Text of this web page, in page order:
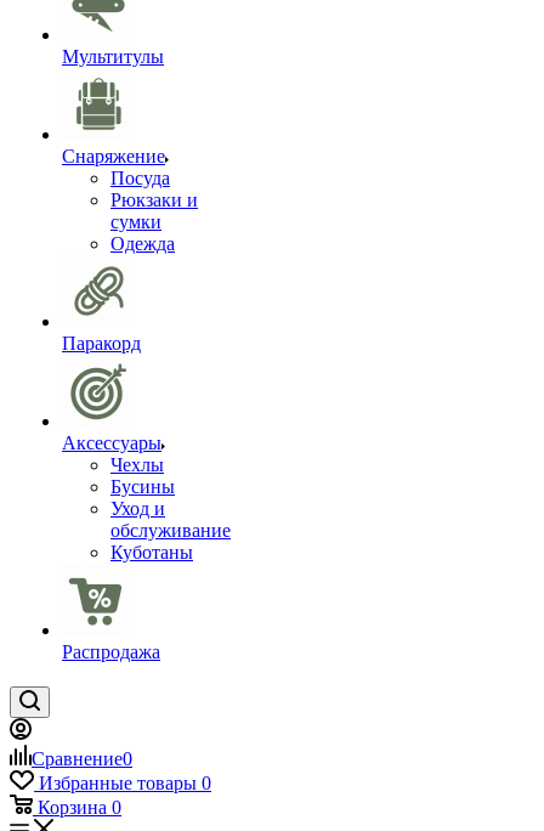
Мультитулы
Снаряжение
Посуда
Рюкзаки и
сумки
Одежда
Паракорд
Аксессуары
Чехлы
Бусины
Уход и
обслуживание
Куботаны
Распродажа
Сравнение0
Избранные товары 0
Корзина 0